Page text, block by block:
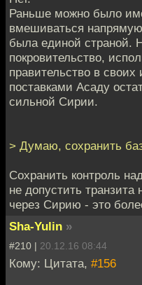
Раньше можно было
вмешиваться
была единой страной.
покровительство,
правительство в
поставками Асаду
сильной Сирии.
> Думаю, сохранить
Сохранить контроль
не допустить транзита
через Сирию - это
Sha-Yulin »
#210 | 20.12.16 08:44
Кому: Цитата, #156